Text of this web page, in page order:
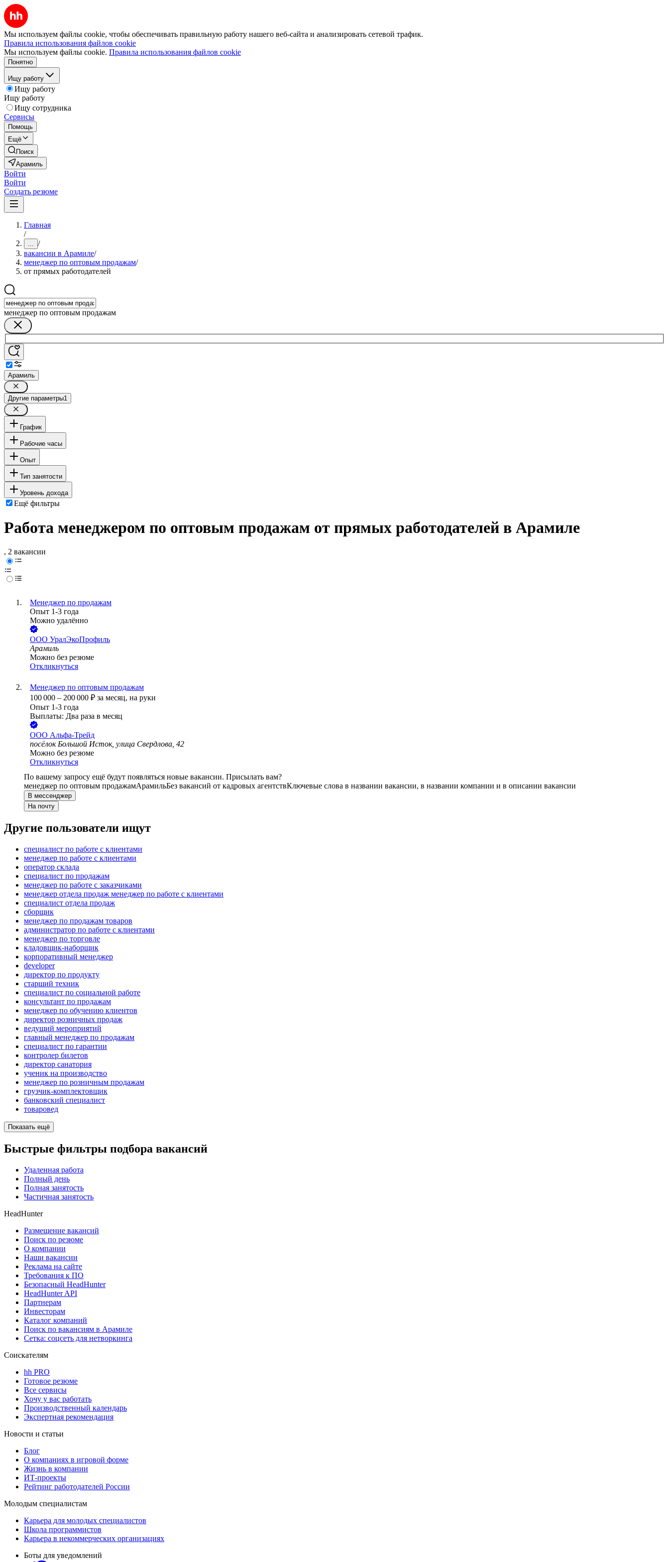
Мы используем файлы cookie, чтобы обеспечивать правильную работу нашего веб-сайта и анализировать сетевой трафик.
Правила использования файлов cookie
Мы используем файлы cookie. Правила использования файлов cookie
Понятно
Ищу работу
Ищу работу
Ищу работу
Ищу сотрудника
Сервисы
Помощь
Ещё
Поиск
Арамиль
Войти
Войти
Создать резюме
Главная
/
... /
вакансии в Арамиле/
менеджер по оптовым продажам/
от прямых работодателей
менеджер по оптовым продажам
Арамиль
Другие параметры1
График
Рабочие часы
Опыт
Тип занятости
Уровень дохода
Ещё фильтры
Работа менеджером по оптовым продажам от прямых работодателей в Арамиле
, 2 вакансии
Менеджер по продажам
Опыт 1-3 года
Можно удалённо
ООО УралЭкоПрофиль
Арамиль
Можно без резюме
Откликнуться
Менеджер по оптовым продажам
100 000 – 200 000 ₽ за месяц, на руки
Опыт 1-3 года
Выплаты: Два раза в месяц
ООО Альфа-Трейд
посёлок Большой Исток, улица Свердлова, 42
Можно без резюме
Откликнуться
По вашему запросу ещё будут появляться новые вакансии. Присылать вам?
менеджер по оптовым продажамАрамильБез вакансий от кадровых агентствКлючевые слова в названии вакансии, в названии компании и в описании вакансии
В мессенджер
На почту
Другие пользователи ищут
специалист по работе с клиентами
менеджер по работе с клиентами
оператор склада
специалист по продажам
менеджер по работе с заказчиками
менеджер отдела продаж менеджер по работе с клиентами
специалист отдела продаж
сборщик
менеджер по продажам товаров
администратор по работе с клиентами
менеджер по торговле
кладовщик-наборщик
корпоративный менеджер
developer
директор по продукту
старший техник
специалист по социальной работе
консультант по продажам
менеджер по обучению клиентов
директор розничных продаж
ведущий мероприятий
главный менеджер по продажам
специалист по гарантии
контролер билетов
директор санатория
ученик на производство
менеджер по розничным продажам
грузчик-комплектовщик
банковский специалист
товаровед
Показать ещё
Быстрые фильтры подбора вакансий
Удаленная работа
Полный день
Полная занятость
Частичная занятость
HeadHunter
Размещение вакансий
Поиск по резюме
О компании
Наши вакансии
Реклама на сайте
Требования к ПО
Безопасный HeadHunter
HeadHunter API
Партнерам
Инвесторам
Каталог компаний
Поиск по вакансиям в Арамиле
Сетка: соцсеть для нетворкинга
Соискателям
hh PRO
Готовое резюме
Все сервисы
Хочу у вас работать
Производственный календарь
Экспертная рекомендация
Новости и статьи
Блог
О компаниях в игровой форме
Жизнь в компании
ИТ-проекты
Рейтинг работодателей России
Молодым специалистам
Карьера для молодых специалистов
Школа программистов
Карьера в некоммерческих организациях
Боты для уведомлений